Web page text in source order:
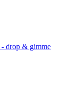
- drop & gimme